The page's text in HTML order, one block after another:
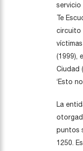
Te
circuito
(1999),
Ciudad
‘Esto
La
puntos
1250.